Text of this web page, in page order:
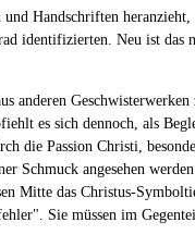
Handschriften
identifizierten. Neu ist
anderen
es sich dennoch, als
die Passion Christi,
angesehen
Mitte das Christus-
Sie müssen im